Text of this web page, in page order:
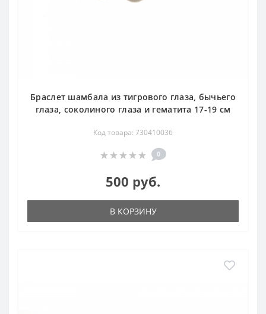
Браслет шамбала из тигрового глаза, бычьего
глаза, соколиного глаза и гематита 17-19 см
Код товара: 730410036
0
500 руб.
В КОРЗИНУ